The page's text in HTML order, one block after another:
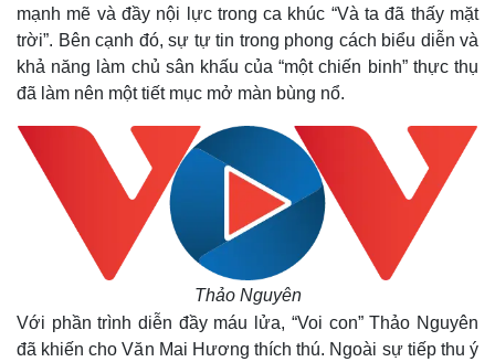
mạnh mẽ và đầy nội lực trong ca khúc “Và ta đã thấy mặt
trời”. Bên cạnh đó, sự tự tin trong phong cách biểu diễn và
khả năng làm chủ sân khấu của “một chiến binh” thực thụ
đã làm nên một tiết mục mở màn bùng nổ.
Thảo Nguyên
Với phần trình diễn đầy máu lửa, “Voi con” Thảo Nguyên
đã khiến cho Văn Mai Hương thích thú. Ngoài sự tiếp thu ý